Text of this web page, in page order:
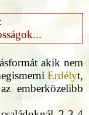
akik nem
Erdélyt,
emberközelibb